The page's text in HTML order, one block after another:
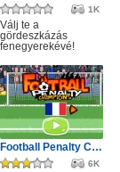
1K
Válj te a
gördeszkázás
fenegyerekévé!
Football Penalty Champions
6K